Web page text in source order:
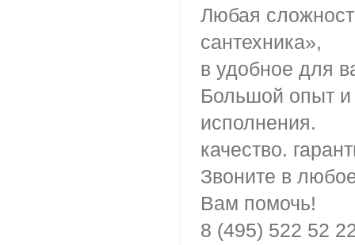
Любая
сантехника»,
в удобное для
Большой опыт и
исполнения.
качество.
Звоните в
Вам помочь!
8 (495) 522 52